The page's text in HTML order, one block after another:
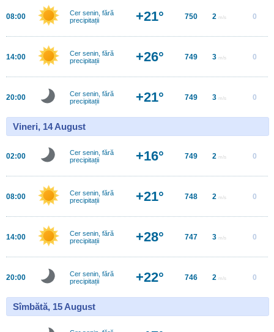
08:00
Cer senin, fără
precipitații
+21° 750 2 m/s 0
14:00
Cer senin, fără
precipitații
+26° 749 3 m/s 0
20:00
Cer senin, fără
precipitații
+21° 749 3 m/s 0
Vineri, 14 August
02:00
Cer senin, fără
precipitații
+16° 749 2 m/s 0
08:00
Cer senin, fără
precipitații
+21° 748 2 m/s 0
14:00
Cer senin, fără
precipitații
+28° 747 3 m/s 0
20:00
Cer senin, fără
precipitații
+22° 746 2 m/s 0
Sîmbătă, 15 August